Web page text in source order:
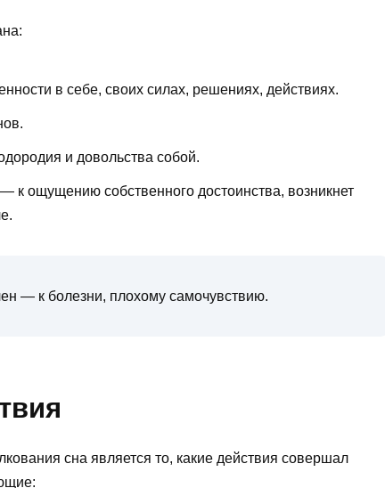
в себе, своих силах, решениях, действиях.
и довольства собой.
— к ощущению собственного достоинства, возникнет
— к болезни, плохому самочувствию.
сна является то, какие действия совершал